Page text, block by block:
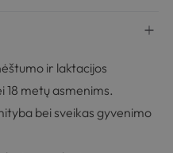
ir laktacijos
18 metų asmenims.
bei sveikas gyvenimo